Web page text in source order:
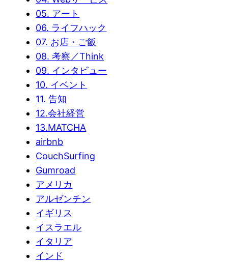
05. アート
06. ライフハック
07. お店・ご飯
08. 考察／Think
09. インタビュー
10. イベント
11. 告知
12.会社経営
13.MATCHA
airbnb
CouchSurfing
Gumroad
アメリカ
アルゼンチン
イギリス
イスラエル
イタリア
インド